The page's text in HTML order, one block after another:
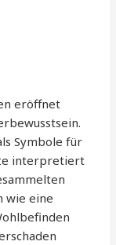
eröffnet
Symbole für
interpretiert
wie eine